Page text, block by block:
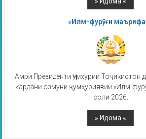
«Илм-фурӯғи
Амри Президенти Ҷумҳурии Тоҷикистон
кардани озмуни ҷумҳуриявии «Илм-
соли 2026.